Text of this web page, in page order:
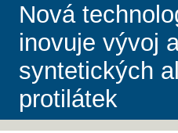
Nová
inovuje vývoj
syntetických
protilátek